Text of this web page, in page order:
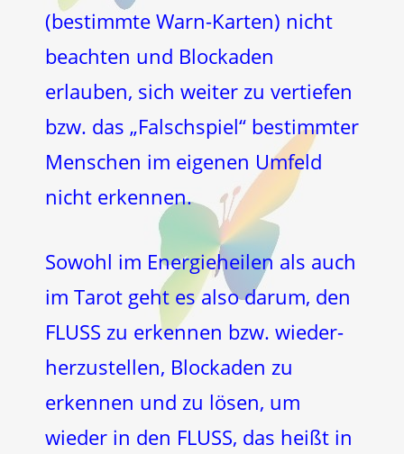
(bestimmte Warn-Karten) nicht
beachten und Blockaden
erlauben, sich weiter zu vertiefen
bzw. das „Falschspiel“ bestimmter
Menschen im eigenen Umfeld
nicht erkennen.
Sowohl im Energieheilen als auch
im Tarot geht es also darum, den
FLUSS zu erkennen bzw. wieder-
herzustellen, Blockaden zu
erkennen und zu lösen, um
wieder in den FLUSS, das heißt in